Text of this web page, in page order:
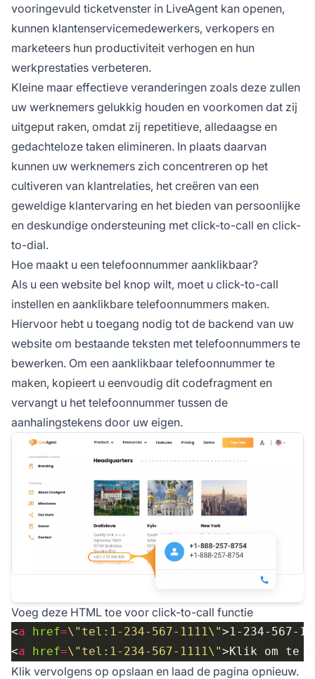
vooringevuld ticketvenster in LiveAgent kan openen,
kunnen klantenservicemedewerkers, verkopers en
marketeers hun productiviteit verhogen en hun
werkprestaties verbeteren.
Kleine maar effectieve veranderingen zoals deze zullen
uw werknemers gelukkig houden en voorkomen dat zij
uitgeput raken, omdat zij repetitieve, alledaagse en
gedachteloze taken elimineren. In plaats daarvan
kunnen uw werknemers zich concentreren op het
cultiveren van klantrelaties, het creëren van een
geweldige klantervaring en het bieden van persoonlijke
en deskundige ondersteuning met click-to-call en click-
to-dial.
Hoe maakt u een telefoonnummer aanklikbaar?
Als u een website bel knop wilt, moet u click-to-call
instellen en aanklikbare telefoonnummers maken.
Hiervoor hebt u toegang nodig tot de backend van uw
website om bestaande teksten met telefoonnummers te
bewerken. Om een aanklikbaar telefoonnummer te
maken, kopieert u eenvoudig dit codefragment en
vervangt u het telefoonnummer tussen de
aanhalingstekens door uw eigen.
Voeg deze HTML toe voor click-to-call functie
<a href=\"tel:1-234-567-1111\">1-234-567-
<a href=\"tel:1-234-567-1111\">Klik om te
Klik vervolgens op opslaan en laad de pagina opnieuw.